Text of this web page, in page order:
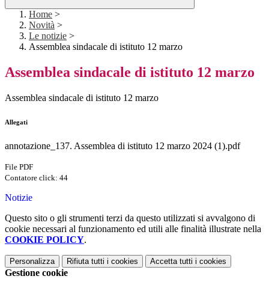
Home >
Novità >
Le notizie >
Assemblea sindacale di istituto 12 marzo
Assemblea sindacale di istituto 12 marzo
Assemblea sindacale di istituto 12 marzo
Allegati
annotazione_137. Assemblea di istituto 12 marzo 2024 (1).pdf
File PDF
Contatore click: 44
Notizie
Questo sito o gli strumenti terzi da questo utilizzati si avvalgono di
cookie necessari al funzionamento ed utili alle finalità illustrate nella
COOKIE POLICY.
Personalizza Rifiuta tutti i cookies Accetta tutti i cookies
Gestione cookie